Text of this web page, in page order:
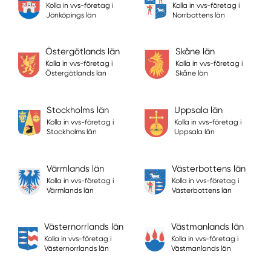
Kolla in vvs-företag i
Jönköpings län
Kolla in vvs-företag i
Norrbottens län
Östergötlands län
Kolla in vvs-företag i
Östergötlands län
Skåne län
Kolla in vvs-företag i
Skåne län
Stockholms län
Kolla in vvs-företag i
Stockholms län
Uppsala län
Kolla in vvs-företag i
Uppsala län
Värmlands län
Kolla in vvs-företag i
Värmlands län
Västerbottens län
Kolla in vvs-företag i
Västerbottens län
Västernorrlands län
Kolla in vvs-företag i
Västernorrlands län
Västmanlands län
Kolla in vvs-företag i
Västmanlands län